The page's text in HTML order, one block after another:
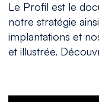
Le Profil est le
notre stratégie
implantations et
et illustrée.